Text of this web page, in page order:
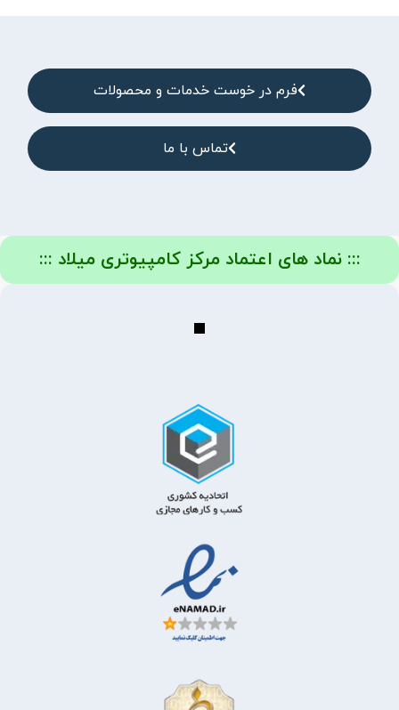
فرم در خوست خدمات و محصولات
تماس با ما
::: نماد های اعتماد مرکز کامپیوتری میلاد :::